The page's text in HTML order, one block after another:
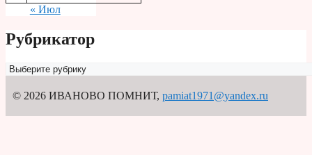
« Июл
Рубрикатор
Рубрикатор
© 2026 ИВАНОВО ПОМНИТ, pamiat1971@yandex.ru